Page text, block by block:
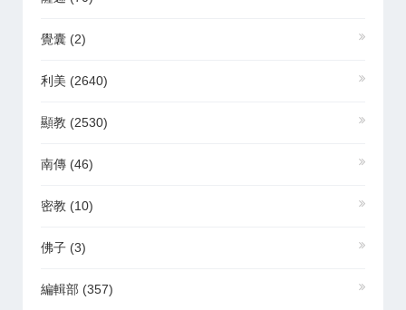
覺囊 (2)
利美 (2640)
顯教 (2530)
南傳 (46)
密教 (10)
佛子 (3)
編輯部 (357)